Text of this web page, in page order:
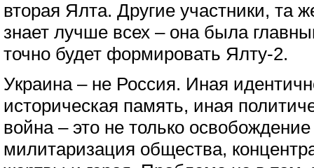
вторая Ялта. Другие участники, та
знает лучше всех – она была
точно будет формировать Ялту-2.
Украина – не Россия. Иная
историческая память, иная
война – это не только
милитаризация общества,